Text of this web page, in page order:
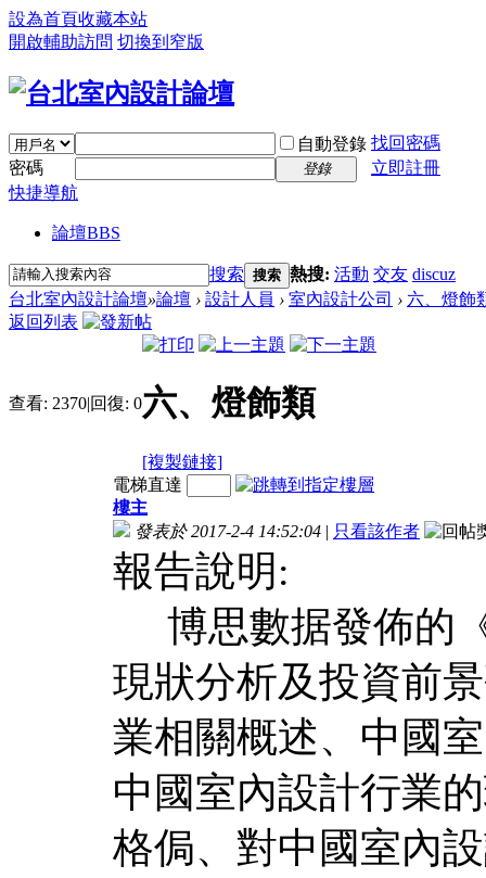
設為首頁收藏本站
開啟輔助訪問 切換到窄版
自動登錄 找回密碼
密碼
登錄
立即註冊
快捷導航
論壇BBS
搜索 搜索 熱搜: 活動 交友 discuz
台北室內設計論壇»論壇 › 設計人員 › 室內設計公司 › 六、燈飾
返回列表
查看: 2370|回復: 0六、燈飾類
[複製鏈接]
電梯直達
樓主
發表於 2017-2-4 14:52:04 | 只看該作者
報告說明:
博思數据發佈的
現狀分析及投資前
業相關概述、中國
中國室內設計行業
格侷、對中國室內